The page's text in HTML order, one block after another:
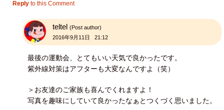
Reply to this Comment
teltel (Post author)
2016年9月11日 21:12
最後の運動会、とてもいい天気で良かったです。
紫外線対策はアフターも大変なんですよ（笑）
＞お友達のご家族も喜んでくれますよ！
写真を趣味にしていて良かったなぁとつくづく思いました。